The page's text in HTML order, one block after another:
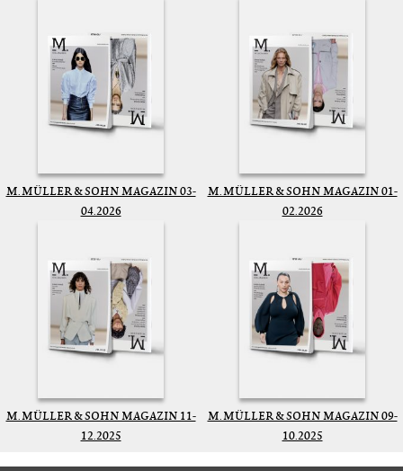
M. MÜLLER & SOHN MAGAZIN 03-
04.2026
M. MÜLLER & SOHN MAGAZIN 01-
02.2026
M. MÜLLER & SOHN MAGAZIN 11-
12.2025
M. MÜLLER & SOHN MAGAZIN 09-
10.2025